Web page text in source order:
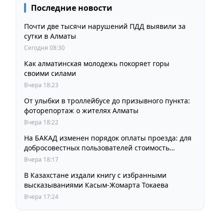
Последние новости
Почти две тысячи нарушений ПДД выявили за
сутки в Алматы
Сегодня 08:30
Как алматинская молодежь покоряет горы
своими силами
Вчера 18:23
От улыбки в троллейбусе до призывного пункта:
фоторепортаж о жителях Алматы
Вчера 18:22
На БАКАД изменен порядок оплаты проезда: для
добросовестных пользователей стоимость
остается прежней
Вчера 18:17
В Казахстане издали книгу с избранными
высказываниями Касым-Жомарта Токаева
Вчера 17:24